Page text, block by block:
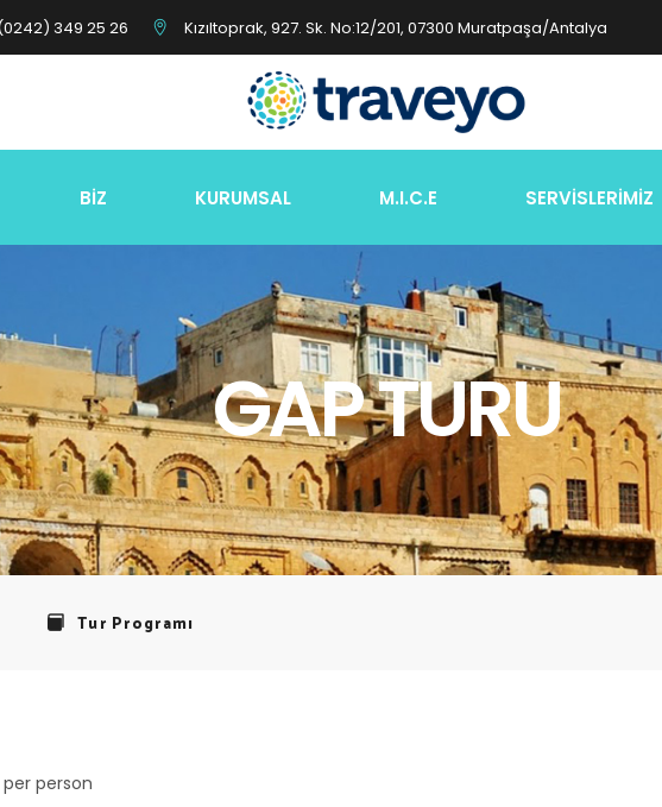
349 25 26 Kızıltoprak, 927. Sk. No:12/201, 07300 Muratpaşa/Antalya
BİZ KURUMSAL M.I.C.E SERVİSLERİMİZ
GAP TURU
Tur Programı
person